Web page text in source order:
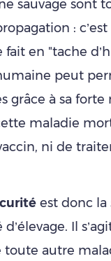
sauvage sont
: c’est
fait en "tache
peut
grâce à sa forte
maladie
ni de
est donc la
Il
toute autre